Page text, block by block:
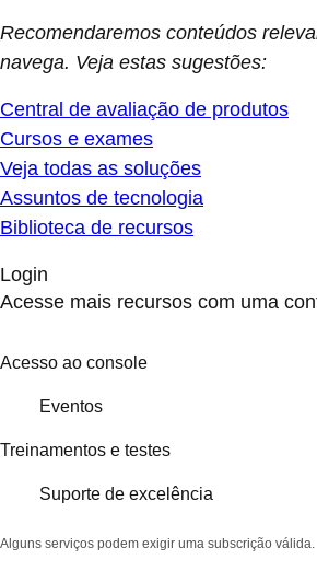
Recomendaremos conteúdos
navega. Veja estas sugestões:
Central de avaliação de produtos
Cursos e exames
Veja todas as soluções
Assuntos de tecnologia
Biblioteca de recursos
Login
Acesse mais recursos com uma
Acesso ao console
Eventos
Treinamentos e testes
Suporte de excelência
Alguns serviços podem exigir uma subscrição válida.